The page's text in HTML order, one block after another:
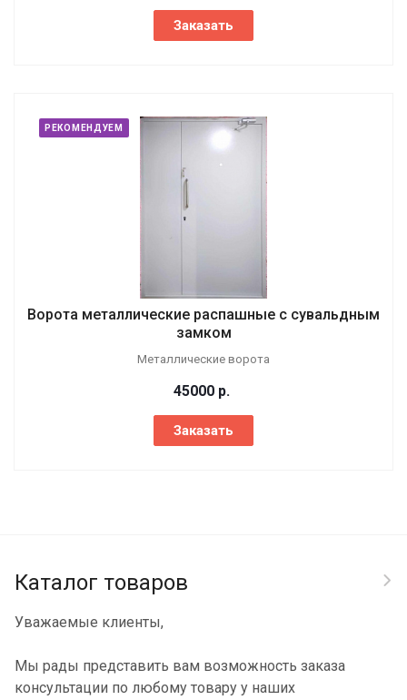
Заказать
РЕКОМЕНДУЕМ
Ворота металлические распашные с сувальдным
замком
Металлические ворота
45000 р.
Заказать
Каталог товаров
Уважаемые клиенты,
Мы рады представить вам возможность заказа
консультации по любому товару у наших